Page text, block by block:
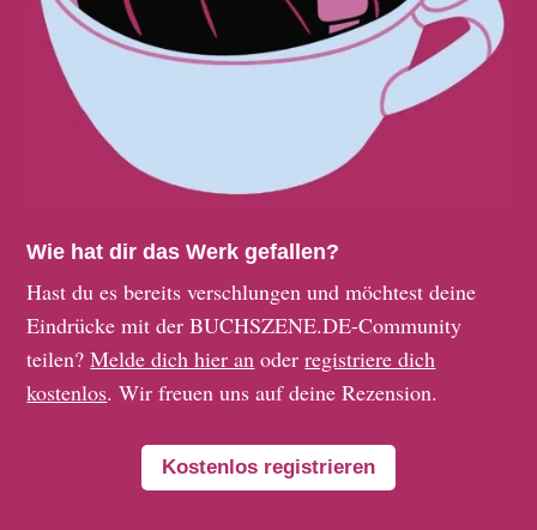
Wie hat dir das Werk gefallen?
Hast du es bereits verschlungen und möchtest deine
Eindrücke mit der BUCHSZENE.DE-Community
teilen?Melde dich hier an oderregistriere dich
kostenlos. Wir freuen uns auf deine Rezension.
Kostenlos registrieren